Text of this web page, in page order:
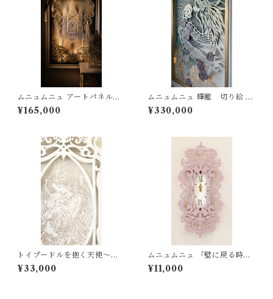
ムニュムニュ アートパネル
「天上のノートルダム」
¥165,000
ムニュムニュ 輝龍 切り絵 パ
ネル 絵画 風景画 間接照明 ラ
イト
¥330,000
トイプードルを抱く天使～白
い影のムニュムニュフレーム
¥33,000
ムニュムニュ 「壁に戻る時」
むにゅむにゅ 掛時計 時計 エレ
ガント アイアン風 コンセント
¥11,000